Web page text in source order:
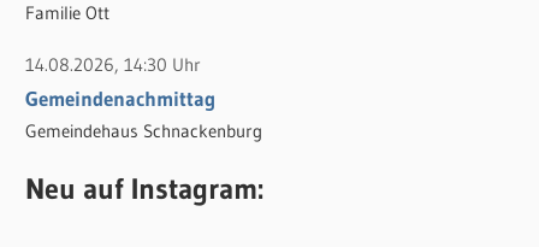
Familie Ott
14.08.2026, 14:30 Uhr
Gemeindenachmittag
Gemeindehaus Schnackenburg
Neu auf Instagram: